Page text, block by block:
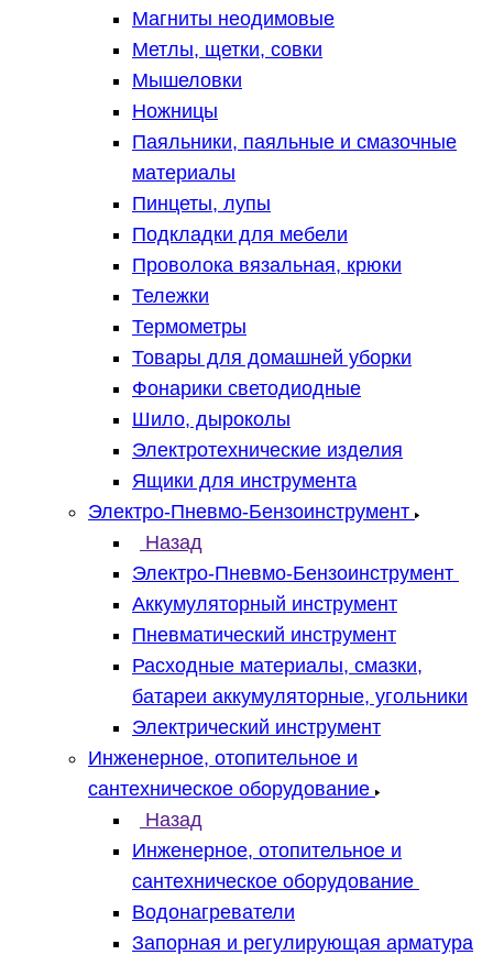
Магниты неодимовые
Метлы, щетки, совки
Мышеловки
Ножницы
Паяльники, паяльные и смазочные
материалы
Пинцеты, лупы
Подкладки для мебели
Проволока вязальная, крюки
Тележки
Термометры
Товары для домашней уборки
Фонарики светодиодные
Шило, дыроколы
Электротехнические изделия
Ящики для инструмента
Электро-Пневмо-Бензоинструмент
Назад
Электро-Пневмо-Бензоинструмент
Аккумуляторный инструмент
Пневматический инструмент
Расходные материалы, смазки,
батареи аккумуляторные, угольники
Электрический инструмент
Инженерное, отопительное и
сантехническое оборудование
Назад
Инженерное, отопительное и
сантехническое оборудование
Водонагреватели
Запорная и регулирующая арматура